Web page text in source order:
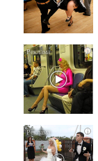
i
i